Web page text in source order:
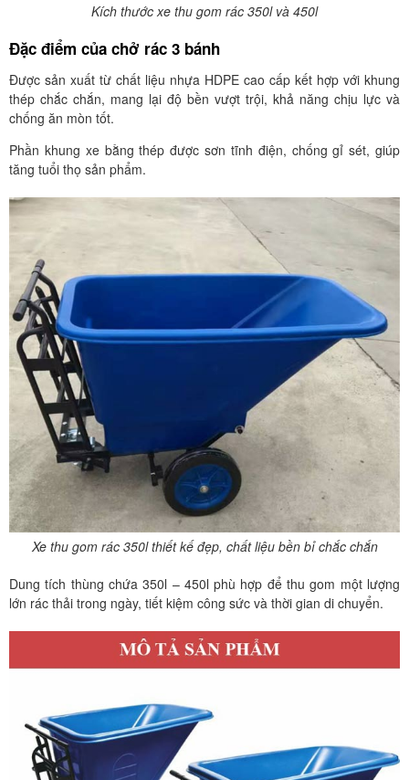
Kích thước xe thu gom rác 350l và 450l
Đặc điểm của chở rác 3 bánh
Được sản xuất từ chất liệu nhựa HDPE cao cấp kết hợp với khung
thép chắc chắn, mang lại độ bền vượt trội, khả năng chịu lực và
chống ăn mòn tốt.
Phần khung xe bằng thép được sơn tĩnh điện, chống gỉ sét, giúp
tăng tuổi thọ sản phẩm.
Xe thu gom rác 350l thiết kế đẹp, chất liệu bền bỉ chắc chắn
Dung tích thùng chứa 350l – 450l phù hợp để thu gom một lượng
lớn rác thải trong ngày, tiết kiệm công sức và thời gian di chuyển.